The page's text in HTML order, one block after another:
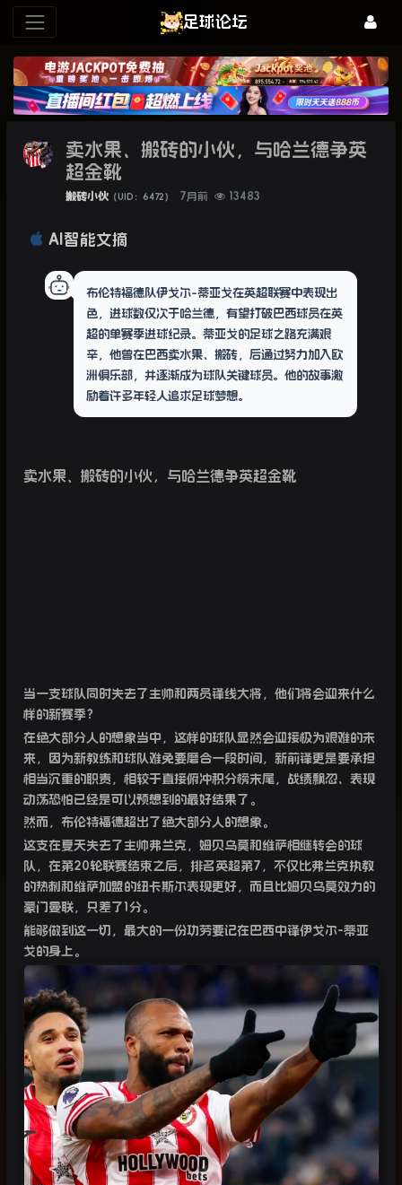
足球论坛
卖水果、搬砖的小伙，与哈兰德争英
超金靴
搬砖小伙 （UID：6472） 7月前 13483
AI智能文摘
布伦特福德队伊戈尔-蒂亚戈在英超联赛中表现出
色，进球数仅次于哈兰德，有望打破巴西球员在英
超的单赛季进球纪录。蒂亚戈的足球之路充满艰
辛，他曾在巴西卖水果、搬砖，后通过努力加入欧
洲俱乐部，并逐渐成为球队关键球员。他的故事激
励着许多年轻人追求足球梦想。
卖水果、搬砖的小伙，与哈兰德争英超金靴
当一支球队同时失去了主帅和两员锋线大将，他们将会迎来什么
样的新赛季？
在绝大部分人的想象当中，这样的球队显然会迎接极为艰难的未
来，因为新教练和球队难免要磨合一段时间，新前锋更是要承担
相当沉重的职责，相较于直接俯冲积分榜末尾，战绩飘忽、表现
动荡恐怕已经是可以预想到的最好结果了。
然而，布伦特福德超出了绝大部分人的想象。
这支在夏天失去了主帅弗兰克，姆贝乌莫和维萨相继转会的球
队，在第20轮联赛结束之后，排名英超第7 ，不仅比弗兰克执教
的热刺和维萨加盟的纽卡斯尔表现更好，而且比姆贝乌莫效力的
豪门曼联，只差了 1 分。
能够做到这一切，最大的一份功劳要记在巴西中锋伊戈尔-蒂亚
戈的身上。